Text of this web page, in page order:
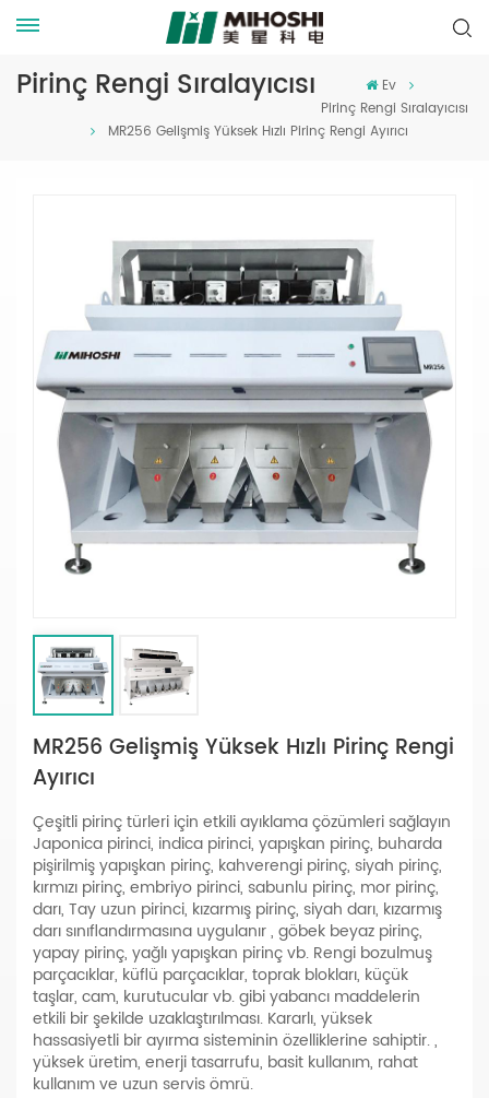
Pirinç Rengi Sıralayıcısı
Ev
Pirinç Rengi Sıralayıcısı
MR256 Gelişmiş Yüksek Hızlı Pirinç Rengi Ayırıcı
MR256 Gelişmiş Yüksek Hızlı Pirinç Rengi
Ayırıcı
Çeşitli pirinç türleri için etkili ayıklama çözümleri sağlayın
Japonica pirinci, indica pirinci, yapışkan pirinç, buharda
pişirilmiş yapışkan pirinç, kahverengi pirinç, siyah pirinç,
kırmızı pirinç, embriyo pirinci, sabunlu pirinç, mor pirinç,
darı, Tay uzun pirinci, kızarmış pirinç, siyah darı, kızarmış
darı sınıflandırmasına uygulanır , göbek beyaz pirinç,
yapay pirinç, yağlı yapışkan pirinç vb. Rengi bozulmuş
parçacıklar, küflü parçacıklar, toprak blokları, küçük
taşlar, cam, kurutucular vb. gibi yabancı maddelerin
etkili bir şekilde uzaklaştırılması. Kararlı, yüksek
hassasiyetli bir ayırma sisteminin özelliklerine sahiptir. ,
yüksek üretim, enerji tasarrufu, basit kullanım, rahat
kullanım ve uzun servis ömrü.